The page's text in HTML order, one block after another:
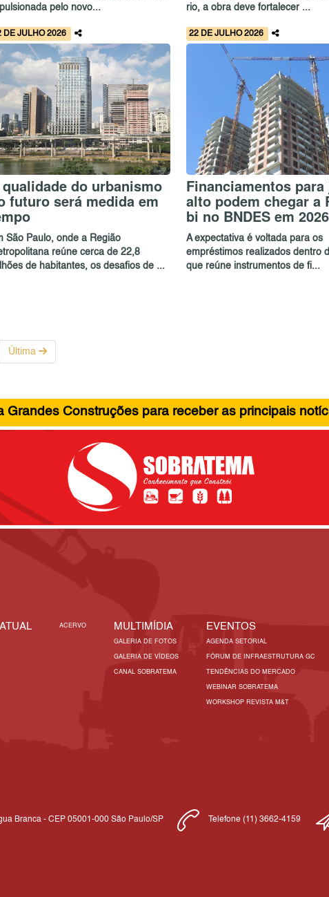
pelo novo...
rio, a obra deve fortalecer ...
DE JULHO 2026
do urbanismo
futuro será medida em
São Paulo, onde a Região
reúne cerca de 22,8
de habitantes, os desafios de ...
22 DE JULHO 2026
Financiamentos
alto podem chegar a
bi no BNDES em 2026
A expectativa é voltada para os
empréstimos realizados dentro
que reúne instrumentos de fi...
Última
Grandes Construções para receber as principais
ACERVO MULTIMÍDIA
GALERIA DE FOTOS
GALERIA DE VÍDEOS
CANAL SOBRATEMA
EVENTOS
AGENDA SETORIAL
FÓRUM DE INFRAESTRUTURA GC
TENDÊNCIAS DO MERCADO
WEBINAR SOBRATEMA
WORKSHOP REVISTA M&T
Branca - CEP 05001-000 São Paulo/SP Telefone (11) 3662-4159